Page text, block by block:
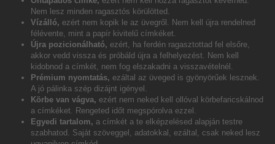
Nem lesz minden ragasztós körülötted.
Vízálló, ezért nem kopik le az üvegről. Nem kell újra rendelned
félévente, mint a papír kivitelű címkéket.
Újra pozicionálható, ezért, ha ferdén ragasztottad fel elsőre,
akkor vedd vissza és próbáld újra a felhelyezést. Nem kell
kidobnod a címkét, nem fog elszakadni a visszavételnél.
Prémium nyomtatás, ezáltal az üveged is gyönyörűek lesznek.
A jó pálinka szép dizájnt igényel.
Körbe van vágva, ezért nem neked kell ollóval körbefaricskálnod
a címkéket. Rengeted időt megspórolva ezzel.
Egyedi tartalom, a címkét a te elképzelésed alapján testre
szabhatod. Saját szöveggel, adatokkal, ezáltal, csak neked lesz